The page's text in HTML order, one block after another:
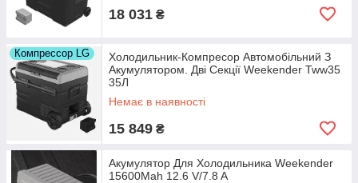
18 031 ₴
Компрессор LG
Холодильник-Компресор Автомобільний З
Акумулятором. Дві Секції Weekender Tww35
35Л
Немає в наявності
15 849 ₴
Акумулятор Для Холодильника Weekender
15600Mah 12.6 V/7.8 A